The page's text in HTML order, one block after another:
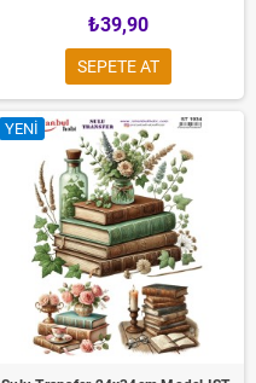
₺39,90
SEPETE AT
YENI